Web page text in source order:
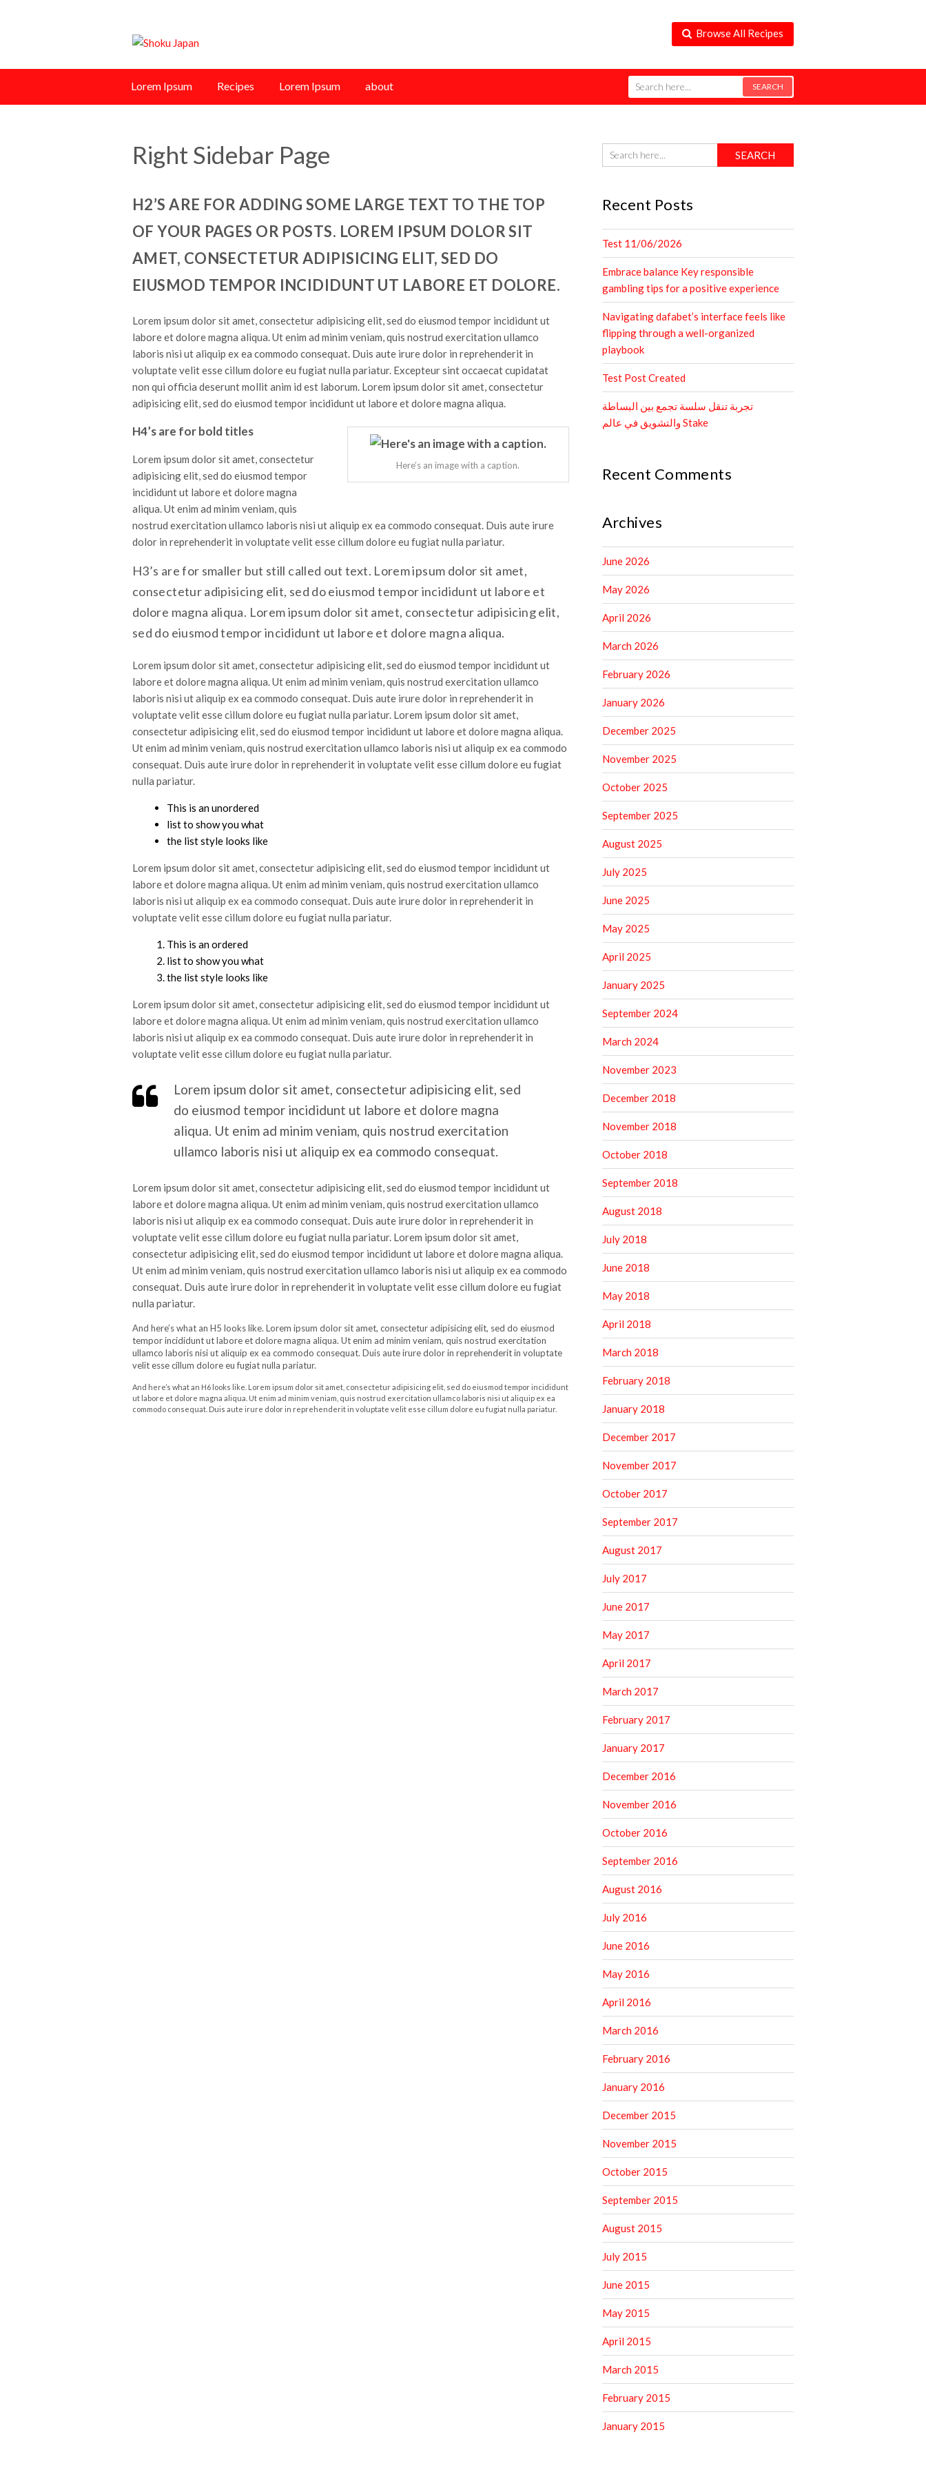
Browse All Recipes
Lorem Ipsum Recipes Lorem Ipsum about
Right Sidebar Page
H2’S ARE FOR ADDING SOME LARGE TEXT TO THE TOP
OF YOUR PAGES OR POSTS. LOREM IPSUM DOLOR SIT
AMET, CONSECTETUR ADIPISICING ELIT, SED DO
EIUSMOD TEMPOR INCIDIDUNT UT LABORE ET DOLORE.
Lorem ipsum dolor sit amet, consectetur adipisicing elit, sed do eiusmod tempor incididunt ut
labore et dolore magna aliqua. Ut enim ad minim veniam, quis nostrud exercitation ullamco
laboris nisi ut aliquip ex ea commodo consequat. Duis aute irure dolor in reprehenderit in
voluptate velit esse cillum dolore eu fugiat nulla pariatur. Excepteur sint occaecat cupidatat
non qui officia deserunt mollit anim id est laborum. Lorem ipsum dolor sit amet, consectetur
adipisicing elit, sed do eiusmod tempor incididunt ut labore et dolore magna aliqua.
H4’s are for bold titles
Here’s an image with a caption.
Lorem ipsum dolor sit amet, consectetur
adipisicing elit, sed do eiusmod tempor
incididunt ut labore et dolore magna
aliqua. Ut enim ad minim veniam, quis
nostrud exercitation ullamco laboris nisi ut aliquip ex ea commodo consequat. Duis aute irure
dolor in reprehenderit in voluptate velit esse cillum dolore eu fugiat nulla pariatur.
H3’s are for smaller but still called out text. Lorem ipsum dolor sit amet,
consectetur adipisicing elit, sed do eiusmod tempor incididunt ut labore et
dolore magna aliqua. Lorem ipsum dolor sit amet, consectetur adipisicing elit,
sed do eiusmod tempor incididunt ut labore et dolore magna aliqua.
Lorem ipsum dolor sit amet, consectetur adipisicing elit, sed do eiusmod tempor incididunt ut
labore et dolore magna aliqua. Ut enim ad minim veniam, quis nostrud exercitation ullamco
laboris nisi ut aliquip ex ea commodo consequat. Duis aute irure dolor in reprehenderit in
voluptate velit esse cillum dolore eu fugiat nulla pariatur. Lorem ipsum dolor sit amet,
consectetur adipisicing elit, sed do eiusmod tempor incididunt ut labore et dolore magna aliqua.
Ut enim ad minim veniam, quis nostrud exercitation ullamco laboris nisi ut aliquip ex ea commodo
consequat. Duis aute irure dolor in reprehenderit in voluptate velit esse cillum dolore eu fugiat
nulla pariatur.
This is an unordered
list to show you what
the list style looks like
Lorem ipsum dolor sit amet, consectetur adipisicing elit, sed do eiusmod tempor incididunt ut
labore et dolore magna aliqua. Ut enim ad minim veniam, quis nostrud exercitation ullamco
laboris nisi ut aliquip ex ea commodo consequat. Duis aute irure dolor in reprehenderit in
voluptate velit esse cillum dolore eu fugiat nulla pariatur.
This is an ordered
list to show you what
the list style looks like
Lorem ipsum dolor sit amet, consectetur adipisicing elit, sed do eiusmod tempor incididunt ut
labore et dolore magna aliqua. Ut enim ad minim veniam, quis nostrud exercitation ullamco
laboris nisi ut aliquip ex ea commodo consequat. Duis aute irure dolor in reprehenderit in
voluptate velit esse cillum dolore eu fugiat nulla pariatur.
Lorem ipsum dolor sit amet, consectetur adipisicing elit, sed
do eiusmod tempor incididunt ut labore et dolore magna
aliqua. Ut enim ad minim veniam, quis nostrud exercitation
ullamco laboris nisi ut aliquip ex ea commodo consequat.
Lorem ipsum dolor sit amet, consectetur adipisicing elit, sed do eiusmod tempor incididunt ut
labore et dolore magna aliqua. Ut enim ad minim veniam, quis nostrud exercitation ullamco
laboris nisi ut aliquip ex ea commodo consequat. Duis aute irure dolor in reprehenderit in
voluptate velit esse cillum dolore eu fugiat nulla pariatur. Lorem ipsum dolor sit amet,
consectetur adipisicing elit, sed do eiusmod tempor incididunt ut labore et dolore magna aliqua.
Ut enim ad minim veniam, quis nostrud exercitation ullamco laboris nisi ut aliquip ex ea commodo
consequat. Duis aute irure dolor in reprehenderit in voluptate velit esse cillum dolore eu fugiat
nulla pariatur.
And here’s what an H5 looks like. Lorem ipsum dolor sit amet, consectetur adipisicing elit, sed do eiusmod
tempor incididunt ut labore et dolore magna aliqua. Ut enim ad minim veniam, quis nostrud exercitation
ullamco laboris nisi ut aliquip ex ea commodo consequat. Duis aute irure dolor in reprehenderit in voluptate
velit esse cillum dolore eu fugiat nulla pariatur.
And here’s what an H6 looks like. Lorem ipsum dolor sit amet, consectetur adipisicing elit, sed do eiusmod tempor incididunt
ut labore et dolore magna aliqua. Ut enim ad minim veniam, quis nostrud exercitation ullamco laboris nisi ut aliquip ex ea
commodo consequat. Duis aute irure dolor in reprehenderit in voluptate velit esse cillum dolore eu fugiat nulla pariatur.
Recent Posts
Test 11/06/2026
Embrace balance Key responsible
gambling tips for a positive experience
Navigating dafabet’s interface feels like
flipping through a well-organized
playbook
Test Post Created
تجربة تنقل سلسة تجمع بين البساطة
والتشويق في عالم Stake
Recent Comments
Archives
June 2026
May 2026
April 2026
March 2026
February 2026
January 2026
December 2025
November 2025
October 2025
September 2025
August 2025
July 2025
June 2025
May 2025
April 2025
January 2025
September 2024
March 2024
November 2023
December 2018
November 2018
October 2018
September 2018
August 2018
July 2018
June 2018
May 2018
April 2018
March 2018
February 2018
January 2018
December 2017
November 2017
October 2017
September 2017
August 2017
July 2017
June 2017
May 2017
April 2017
March 2017
February 2017
January 2017
December 2016
November 2016
October 2016
September 2016
August 2016
July 2016
June 2016
May 2016
April 2016
March 2016
February 2016
January 2016
December 2015
November 2015
October 2015
September 2015
August 2015
July 2015
June 2015
May 2015
April 2015
March 2015
February 2015
January 2015